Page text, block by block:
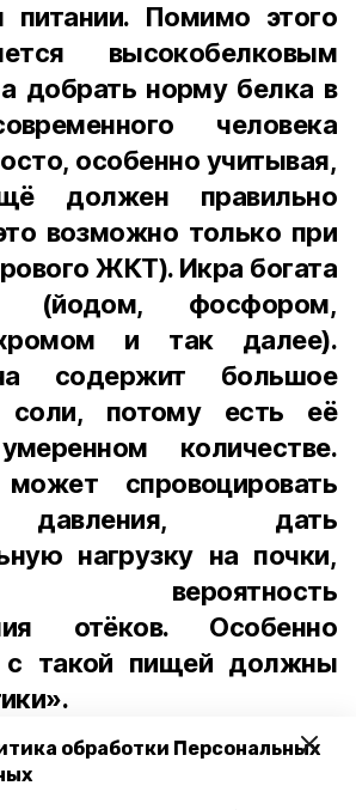
обработки Персональных
питании. Помимо этого
высокобелковым
добрать норму белка в
человека
особенно учитывая,
должен правильно
возможно только при
ЖКТ). Икра богата
(йодом, фосфором,
и так далее).
содержит большое
соли, потому есть её
количестве.
спровоцировать
дать
нагрузку на почки,
вероятность
отёков. Особенно
с такой пищей должны
человека безопасной
считается 30-50 граммов